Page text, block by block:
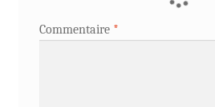
Commentaire *